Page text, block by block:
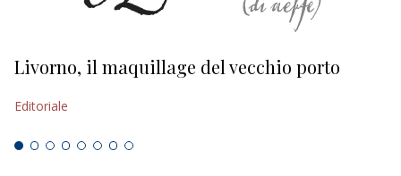
Livorno, il maquillage del vecchio porto
Editoriale